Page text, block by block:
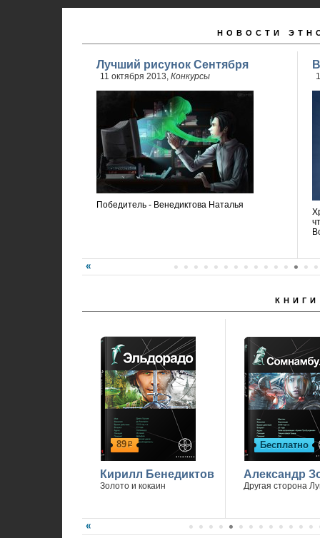
НОВОСТИ
Лучший рисунок Сентября
11 октября 2013, Конкурсы
Победитель - Венедиктова Наталья
КНИГИ
89р
Кирилл Бенедиктов
Золото и кокаин
Бесплатно
Александр
Другая сторона